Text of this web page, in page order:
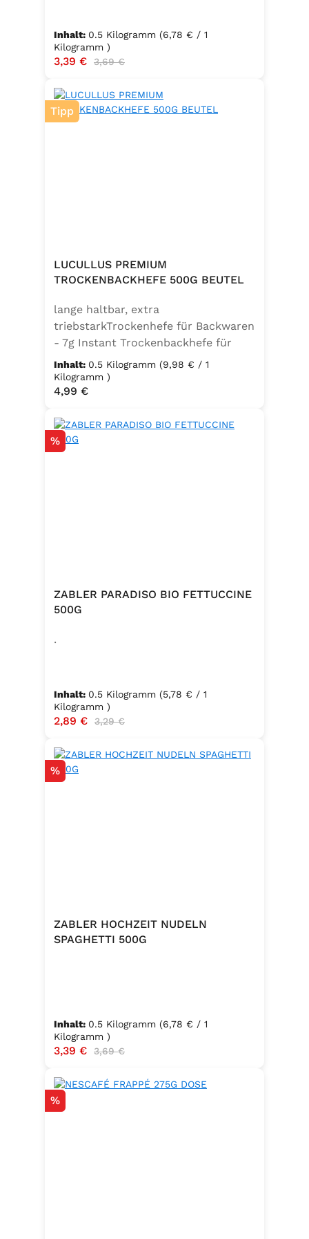
Inhalt: 0.5 Kilogramm (6,78 € / 1
Kilogramm )
Verkaufspreis:
3,39 € Regulärer Preis:
3,69 €
Tipp
LUCULLUS PREMIUM
TROCKENBACKHEFE 500G BEUTEL
lange haltbar, extra
triebstarkTrockenhefe für Backwaren
- 7g Instant Trockenbackhefe für
500g Weizenmehl, entspricht 25g
FrischhefeZutaten: Trockenbackhefe,
Emulgator Sorbitanmonostearat
Inhalt: 0.5 Kilogramm (9,98 € / 1
Kilogramm )
Regulärer Preis:
4,99 €
Rabatt
%
ZABLER PARADISO BIO FETTUCCINE
500G
.
Inhalt: 0.5 Kilogramm (5,78 € / 1
Kilogramm )
Verkaufspreis:
2,89 € Regulärer Preis:
3,29 €
Rabatt
%
ZABLER HOCHZEIT NUDELN
SPAGHETTI 500G
Inhalt: 0.5 Kilogramm (6,78 € / 1
Kilogramm )
Verkaufspreis:
3,39 € Regulärer Preis:
3,69 €
Rabatt
%